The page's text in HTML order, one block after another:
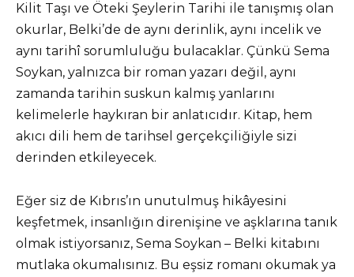
Kilit Taşı ve Öteki Şeylerin Tarihi ile tanışmış olan
okurlar, Belki’de de aynı derinlik, aynı incelik ve
aynı tarihî sorumluluğu bulacaklar. Çünkü Sema
Soykan, yalnızca bir roman yazarı değil, aynı
zamanda tarihin suskun kalmış yanlarını
kelimelerle haykıran bir anlatıcıdır. Kitap, hem
akıcı dili hem de tarihsel gerçekçiliğiyle sizi
derinden etkileyecek.
Eğer siz de Kıbrıs’ın unutulmuş hikâyesini
keşfetmek, insanlığın direnişine ve aşklarına tanık
olmak istiyorsanız, Sema Soykan – Belki kitabını
mutlaka okumalısınız. Bu eşsiz romanı okumak ya